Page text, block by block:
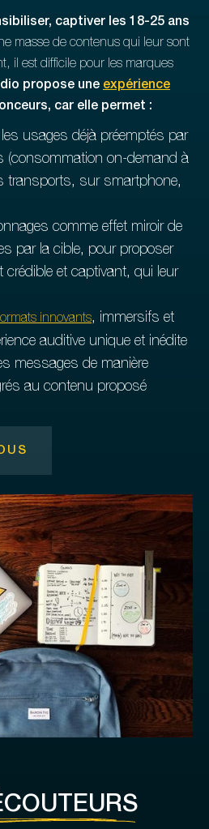
captiver les 18-25 ans
masse de contenus qui leur sont
il est difficile pour les marques
propose une expérience
car elle permet :
usages déjà préemptés par
(consommation on-demand à
transports, sur smartphone,
comme effet miroir de
par la cible, pour proposer
crédible et captivant, qui leur
innovants, immersifs et
auditive unique et inédite
messages de manière
au contenu proposé